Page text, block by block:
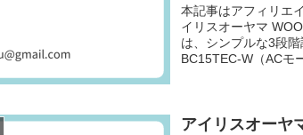
本記事はアフィリエ
イリスオーヤマ
は、シンプルな3段
BC15TEC-W（ACモ
アイリスオーヤ